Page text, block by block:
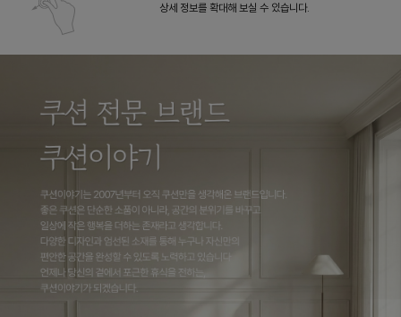
상세 정보를 확대해 보실 수 있습니다.